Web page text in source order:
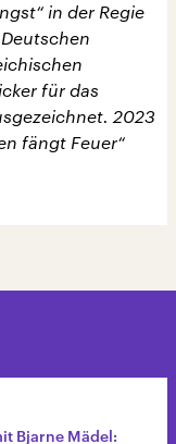
in der Regie
für das
2023
fängt Feuer“
Bjarne Mädel: